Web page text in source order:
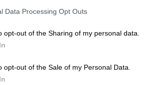
Data Processing Opt Outs
opt-out of the Sharing of my personal data.
opt-out of the Sale of my Personal Data.
την αρχική καταγγελία, ο πιο
άσκησε
στη βραβευμένη με Booker
καθιστά εξαιρετικά δύσκολη
συχνά την πολυετή κράτηση